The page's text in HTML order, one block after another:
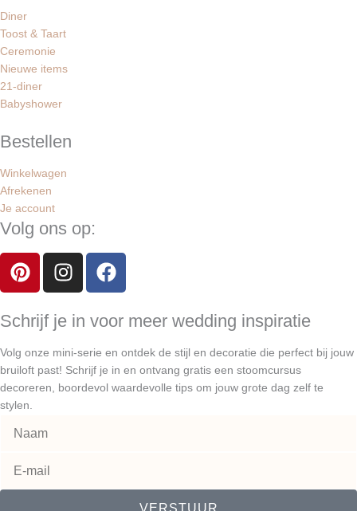
Diner
Toost & Taart
Ceremonie
Nieuwe items
21-diner
Babyshower
Bestellen
Winkelwagen
Afrekenen
Je account
Volg ons op:
P
i
t
r
e
s
I
n
t
g
r
F
a
e
o
o
Schrijf je in voor meer wedding inspiratie
Volg onze mini-serie en ontdek de stijl en decoratie die perfect bij jouw
bruiloft past! Schrijf je in en ontvang gratis een stoomcursus
decoreren, boordevol waardevolle tips om jouw grote dag zelf te
stylen.
VERSTUUR